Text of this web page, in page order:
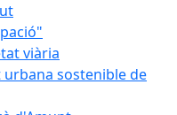
viària
sostenible de